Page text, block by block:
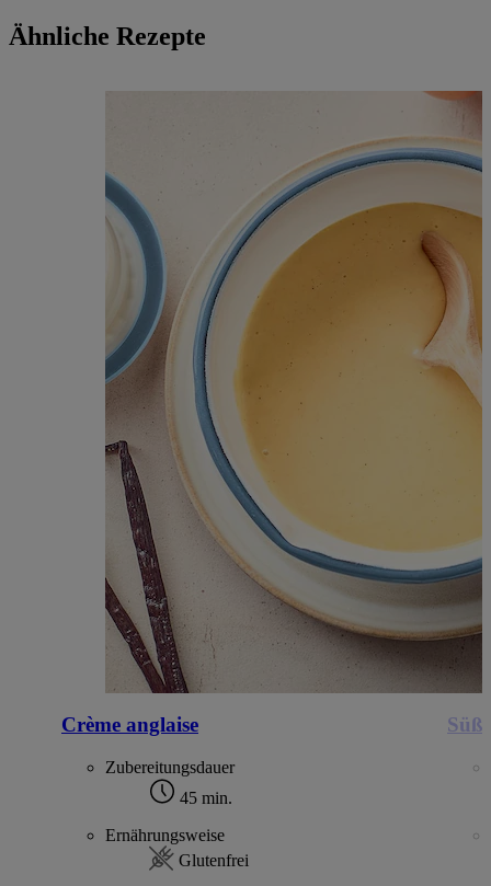
Ähnliche Rezepte
Crème anglaise
Zubereitungsdauer
45 min.
Ernährungsweise
Glutenfrei